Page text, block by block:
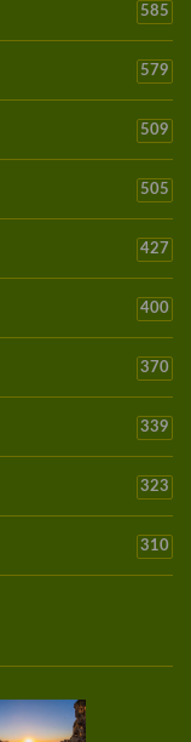
585
579
509
505
427
400
370
339
323
310